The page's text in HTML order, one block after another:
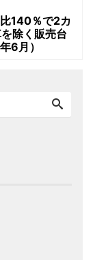
140％で2カ
除く販売台
6月）